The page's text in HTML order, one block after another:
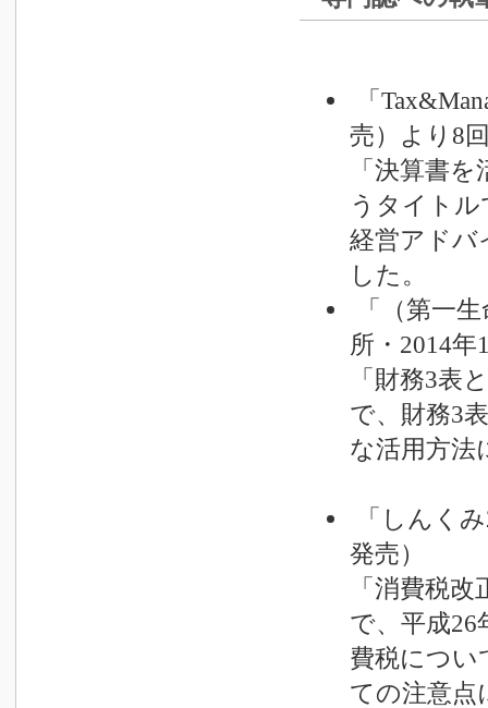
「
売）より8
「決算書
うタイト
経営アドバ
した。
「（第一
所・2014年
「財務3表
で、財務3
な活用方法
「しんく
発売）
「消費税
で、平成26
費税につい
ての注意点